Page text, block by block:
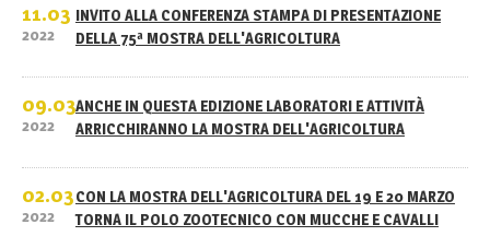
11.03
2022
INVITO ALLA CONFERENZA STAMPA DI PRESENTAZIONE
DELLA 75ª MOSTRA DELL'AGRICOLTURA
09.03
2022
ANCHE IN QUESTA EDIZIONE LABORATORI E ATTIVITÀ
ARRICCHIRANNO LA MOSTRA DELL'AGRICOLTURA
02.03
2022
CON LA MOSTRA DELL'AGRICOLTURA DEL 19 E 20 MARZO
TORNA IL POLO ZOOTECNICO CON MUCCHE E CAVALLI